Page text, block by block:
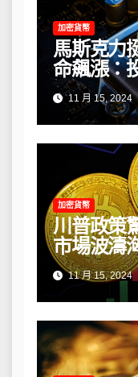
加密貨幣
馬斯克力
命飆漲：
11 月 15, 2024
加密貨幣
川普政策
市場波濤
11 月 15, 2024